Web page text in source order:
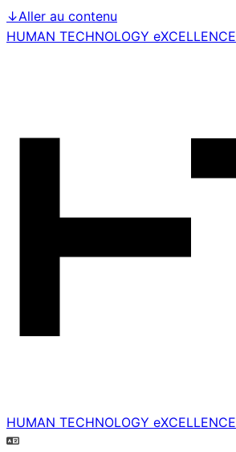
↓Aller au contenu
HUMAN TECHNOLOGY eXCELLENCE
HUMAN TECHNOLOGY eXCELLENCE